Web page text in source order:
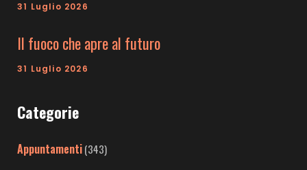
31 Luglio 2026
Il fuoco che apre al futuro
31 Luglio 2026
Categorie
Appuntamenti(343)